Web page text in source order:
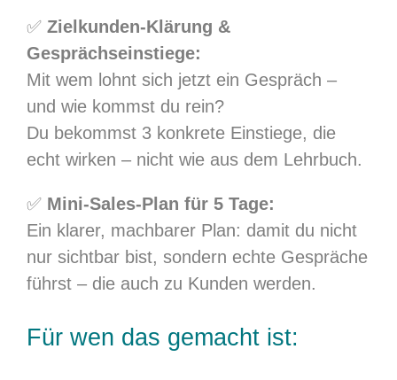
✅ Zielkunden-Klärung &
Gesprächseinstiege:
Mit wem lohnt sich jetzt ein Gespräch –
und wie kommst du rein?
Du bekommst 3 konkrete Einstiege, die
echt wirken – nicht wie aus dem Lehrbuch.
✅ Mini-Sales-Plan für 5 Tage:
Ein klarer, machbarer Plan: damit du nicht
nur sichtbar bist, sondern echte Gespräche
führst – die auch zu Kunden werden.
Für wen das gemacht ist: